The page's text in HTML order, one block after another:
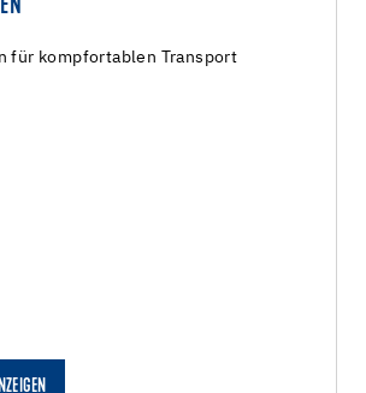
für kompfortablen Transport